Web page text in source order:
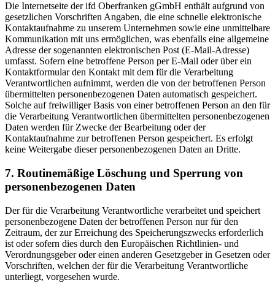
Die Internetseite der ifd Oberfranken gGmbH enthält aufgrund von
gesetzlichen Vorschriften Angaben, die eine schnelle elektronische
Kontaktaufnahme zu unserem Unternehmen sowie eine unmittelbare
Kommunikation mit uns ermöglichen, was ebenfalls eine allgemeine
Adresse der sogenannten elektronischen Post (E-Mail-Adresse)
umfasst. Sofern eine betroffene Person per E-Mail oder über ein
Kontaktformular den Kontakt mit dem für die Verarbeitung
Verantwortlichen aufnimmt, werden die von der betroffenen Person
übermittelten personenbezogenen Daten automatisch gespeichert.
Solche auf freiwilliger Basis von einer betroffenen Person an den für
die Verarbeitung Verantwortlichen übermittelten personenbezogenen
Daten werden für Zwecke der Bearbeitung oder der
Kontaktaufnahme zur betroffenen Person gespeichert. Es erfolgt
keine Weitergabe dieser personenbezogenen Daten an Dritte.
7. Routinemäßige Löschung und Sperrung von
personenbezogenen Daten
Der für die Verarbeitung Verantwortliche verarbeitet und speichert
personenbezogene Daten der betroffenen Person nur für den
Zeitraum, der zur Erreichung des Speicherungszwecks erforderlich
ist oder sofern dies durch den Europäischen Richtlinien- und
Verordnungsgeber oder einen anderen Gesetzgeber in Gesetzen oder
Vorschriften, welchen der für die Verarbeitung Verantwortliche
unterliegt, vorgesehen wurde.